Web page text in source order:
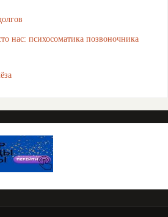
нас: психосоматика позвоночника